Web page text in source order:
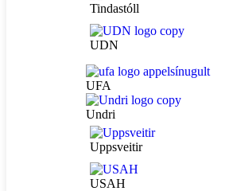
Tindastóll
UDN
UFA
Undri
Uppsveitir
USAH